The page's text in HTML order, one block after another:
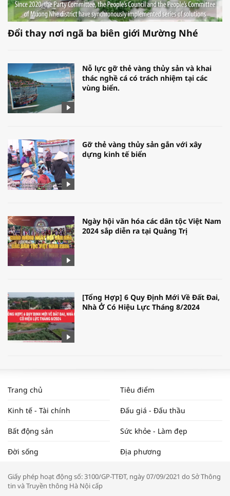
Đổi thay nơi ngã ba biên giới Mường Nhé
Nỗ lực gỡ thẻ vàng thủy sản và khai
thác nghề cá có trách nhiệm tại các
vùng biển.
Gỡ thẻ vàng thủy sản gắn với xây
dựng kinh tế biển
Ngày hội văn hóa các dân tộc Việt Nam
2024 sắp diễn ra tại Quảng Trị
[Tổng Hợp] 6 Quy Định Mới Về Đất Đai,
Nhà Ở Có Hiệu Lực Tháng 8/2024
NAM NĂM 2024 VÀ NĂM 2025 | NHỊP
ĐẬP THỊ TRƯỜNG #62
Tọa đàm “Xúc tiến thương mại: Khơi
Trang chủ Tiêu điểm
Kinh tế - Tài chính Đấu giá - Đấu thầu
Bất động sản Sức khỏe - Làm đẹp
Đời sống Địa phương
Giấy phép hoạt động số: 3100/GP-TTĐT, ngày 07/09/2021 do Sở Thông
tin và Truyền thông Hà Nội cấp